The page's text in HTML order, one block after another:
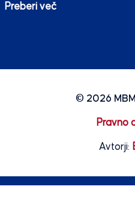
Preberi več
© 2026
Pravno
Avtorji: